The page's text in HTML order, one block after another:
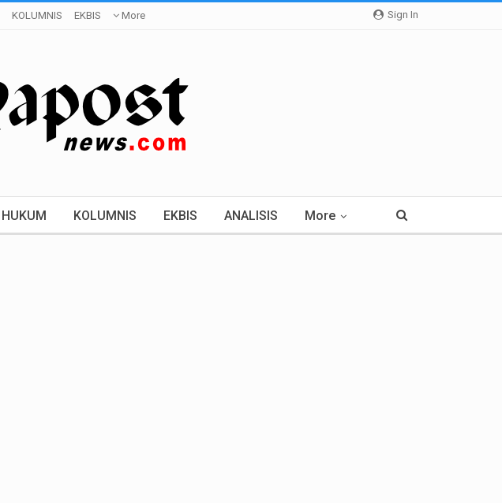
Sign In
KOLUMNIS EKBIS More
HUKUM KOLUMNIS EKBIS ANALISIS More